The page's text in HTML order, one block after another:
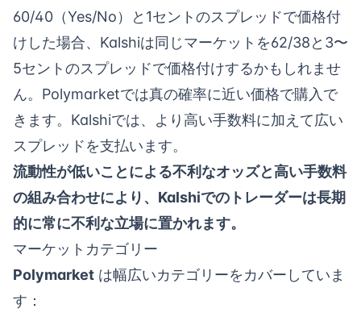
60/40（Yes/No）と1セントのスプレッドで価格付
けした場合、Kalshiは同じマーケットを62/38と3〜
5セントのスプレッドで価格付けするかもしれませ
ん。Polymarketでは真の確率に近い価格で購入で
きます。Kalshiでは、より高い手数料に加えて広い
スプレッドを支払います。
流動性が低いことによる不利なオッズと高い手数料
の組み合わせにより、Kalshiでのトレーダーは長期
的に常に不利な立場に置かれます。
マーケットカテゴリー
Polymarket は幅広いカテゴリーをカバーしていま
す：